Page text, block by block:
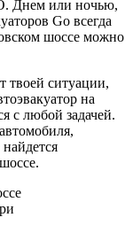
Днем или ночью,
Go всегда
шоссе можно
твоей ситуации,
на
с любой задачей.